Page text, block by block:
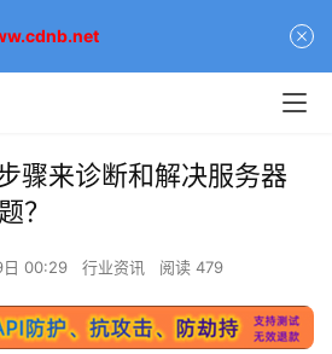
骤来诊断和解决服务器
？
日 00:29 行业资讯 阅读 479